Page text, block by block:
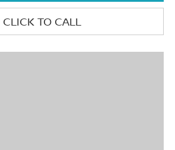
CLICK TO CALL